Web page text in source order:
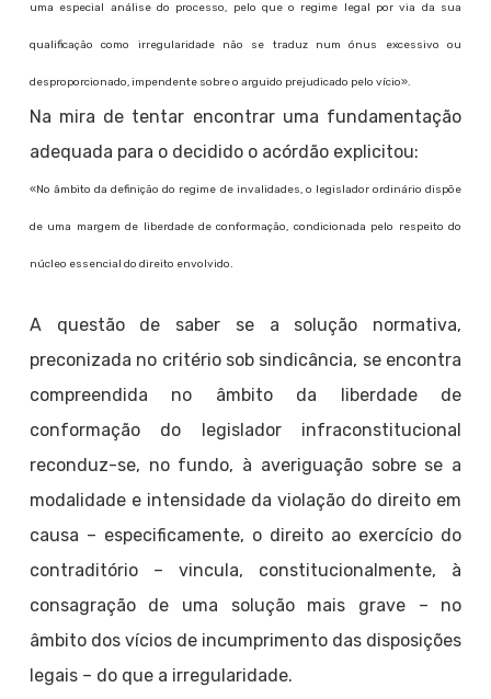
uma especial análise do processo, pelo que o regime legal por via da sua
qualificação como irregularidade não se traduz num ónus excessivo ou
desproporcionado, impendente sobre o arguido prejudicado pelo vício».
Na mira de tentar encontrar uma fundamentação
adequada para o decidido o acórdão explicitou:
«No âmbito da definição do regime de invalidades, o legislador ordinário dispõe
de uma margem de liberdade de conformação, condicionada pelo respeito do
núcleo essencial do direito envolvido.
A questão de saber se a solução normativa,
preconizada no critério sob sindicância, se encontra
compreendida no âmbito da liberdade de
conformação do legislador infraconstitucional
reconduz-se, no fundo, à averiguação sobre se a
modalidade e intensidade da violação do direito em
causa – especificamente, o direito ao exercício do
contraditório – vincula, constitucionalmente, à
consagração de uma solução mais grave – no
âmbito dos vícios de incumprimento das disposições
legais – do que a irregularidade.